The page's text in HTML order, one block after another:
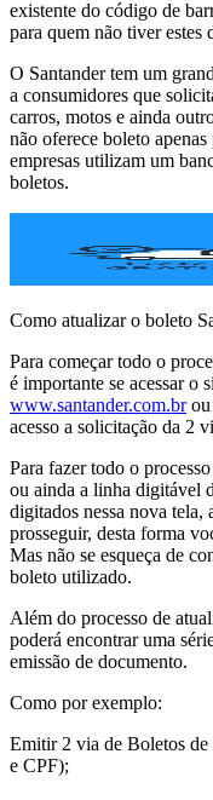
existente do código de
para quem não tiver estes
O Santander tem um
a consumidores que
carros, motos e ainda
não oferece boleto
empresas utilizam um
boletos.
Como atualizar o boleto
Para começar todo o
é importante se acessar o
www.santander.com.brou
acesso a solicitação da 2
Para fazer todo o
ou ainda a linha digitável
digitados nessa nova tela,
prosseguir, desta forma
Mas não se esqueça de
boleto utilizado.
Além do processo de
poderá encontrar uma
emissão de documento.
Como por exemplo:
Emitir 2 via de Boletos
e CPF);